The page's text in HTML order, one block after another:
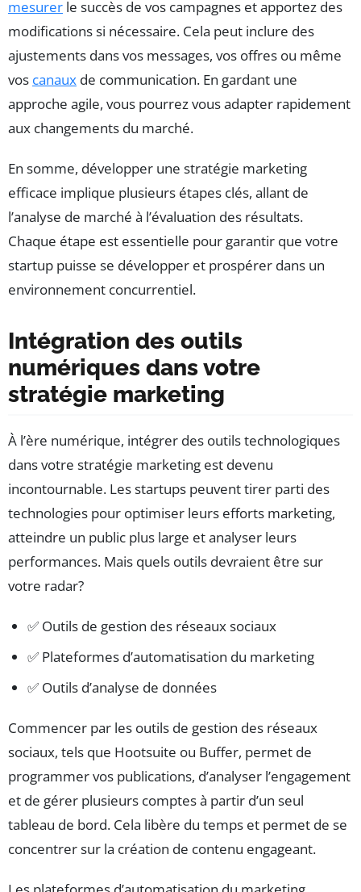
mesurer le succès de vos campagnes et apportez des
modifications si nécessaire. Cela peut inclure des
ajustements dans vos messages, vos offres ou même
vos canaux de communication. En gardant une
approche agile, vous pourrez vous adapter rapidement
aux changements du marché.
En somme, développer une stratégie marketing
efficace implique plusieurs étapes clés, allant de
l’analyse de marché à l’évaluation des résultats.
Chaque étape est essentielle pour garantir que votre
startup puisse se développer et prospérer dans un
environnement concurrentiel.
Intégration des outils
numériques dans votre
stratégie marketing
À l’ère numérique, intégrer des outils technologiques
dans votre stratégie marketing est devenu
incontournable. Les startups peuvent tirer parti des
technologies pour optimiser leurs efforts marketing,
atteindre un public plus large et analyser leurs
performances. Mais quels outils devraient être sur
votre radar?
✅ Outils de gestion des réseaux sociaux
✅ Plateformes d’automatisation du marketing
✅ Outils d’analyse de données
Commencer par les outils de gestion des réseaux
sociaux, tels que Hootsuite ou Buffer, permet de
programmer vos publications, d’analyser l’engagement
et de gérer plusieurs comptes à partir d’un seul
tableau de bord. Cela libère du temps et permet de se
concentrer sur la création de contenu engageant.